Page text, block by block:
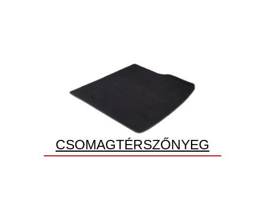
CSOMAGTÉRSZŐNYEG